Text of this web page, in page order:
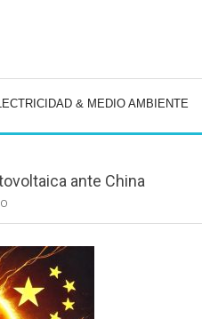
& MEDIO AMBIENTE
ante China